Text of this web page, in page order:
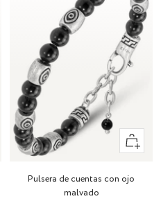
+
Añadir
Pulsera de cuentas con ojo
malvado